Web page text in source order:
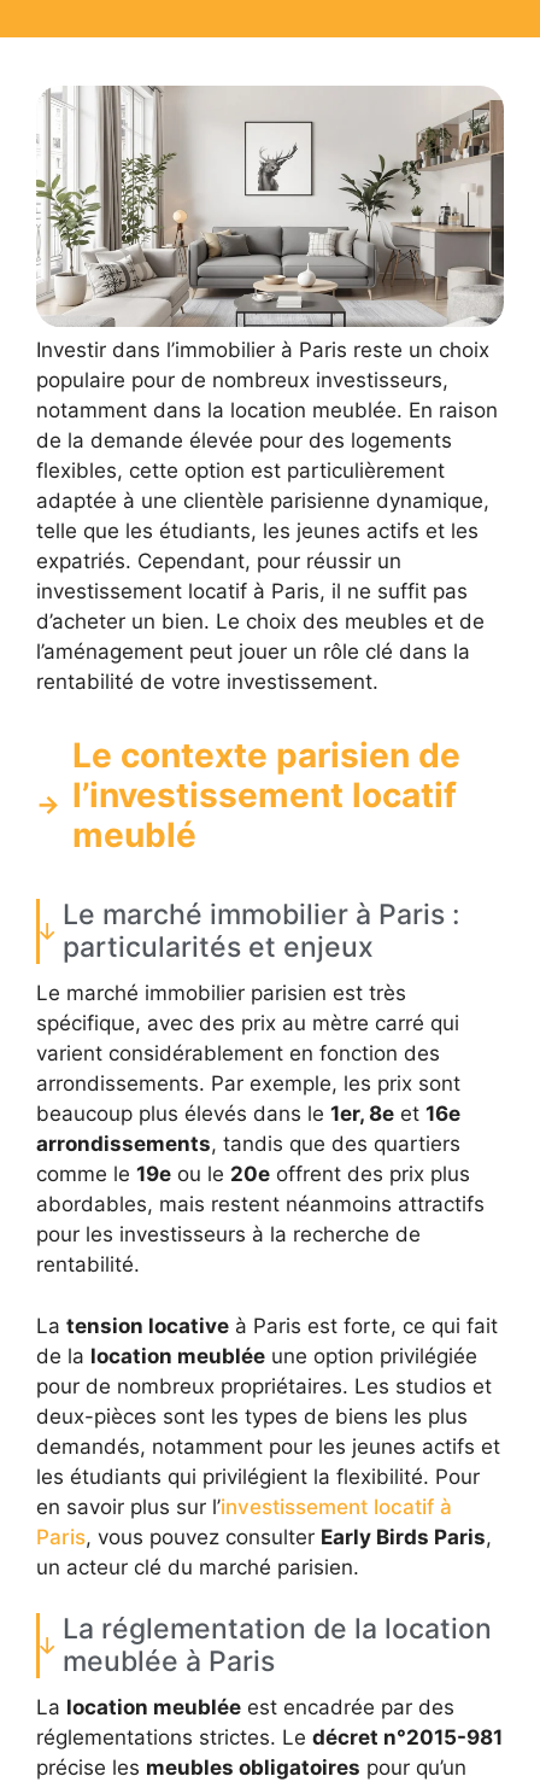
Investir dans l’immobilier à Paris reste un choix
populaire pour de nombreux investisseurs,
notamment dans la location meublée. En raison
de la demande élevée pour des logements
flexibles, cette option est particulièrement
adaptée à une clientèle parisienne dynamique,
telle que les étudiants, les jeunes actifs et les
expatriés. Cependant, pour réussir un
investissement locatif à Paris, il ne suffit pas
d’acheter un bien. Le choix des meubles et de
l’aménagement peut jouer un rôle clé dans la
rentabilité de votre investissement.
Le contexte parisien de
l’investissement locatif
meublé
Le marché immobilier à Paris :
particularités et enjeux
Le marché immobilier parisien est très
spécifique, avec des prix au mètre carré qui
varient considérablement en fonction des
arrondissements. Par exemple, les prix sont
beaucoup plus élevés dans le 1er, 8e et 16e
arrondissements, tandis que des quartiers
comme le 19e ou le 20e offrent des prix plus
abordables, mais restent néanmoins attractifs
pour les investisseurs à la recherche de
rentabilité.
La tension locative à Paris est forte, ce qui fait
de la location meublée une option privilégiée
pour de nombreux propriétaires. Les studios et
deux-pièces sont les types de biens les plus
demandés, notamment pour les jeunes actifs et
les étudiants qui privilégient la flexibilité. Pour
en savoir plus sur l’investissement locatif à
Paris, vous pouvez consulter Early Birds Paris,
un acteur clé du marché parisien.
La réglementation de la location
meublée à Paris
La location meublée est encadrée par des
réglementations strictes. Le décret n°2015-981
précise les meubles obligatoires pour qu’un